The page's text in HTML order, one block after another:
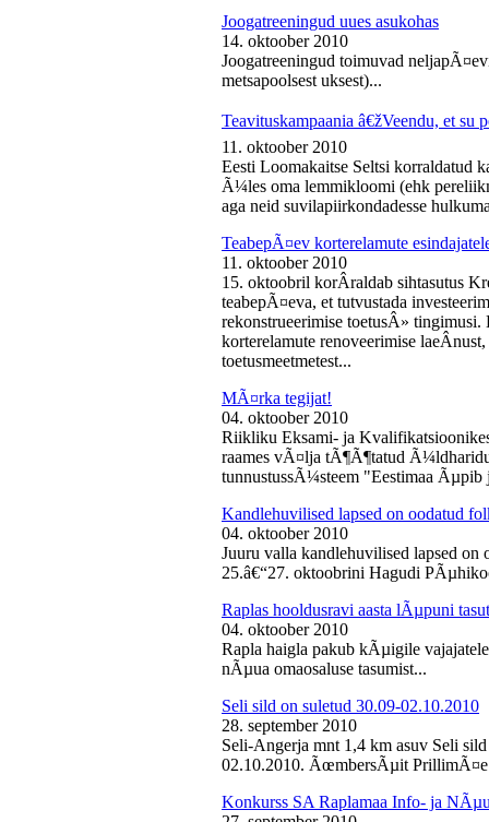
Joogatreeningud uues asukohas
14. oktoober 2010
Joogatreeningud toimuvad
metsapoolsest uksest)...
Teavituskampaania â€žVeendu, et su
11. oktoober 2010
Eesti Loomakaitse Seltsi korraldatud
Ã¼les oma lemmikloomi (ehk
aga neid suvilapiirkondadesse
TeabepÃ¤ev korterelamute
11. oktoober 2010
15. oktoobril korÂ­raldab sihtasutus
teabepÃ¤eva, et tutvustada
rekonstrueerimise toetusÂ»
korterelamute renoveerimise
toetusmeetmetest...
MÃ¤rka tegijat!
04. oktoober 2010
Riikliku Eksami- ja
raames vÃ¤lja tÃ¶Ã¶tatud
tunnustussÃ¼steem "Eestimaa
Kandlehuvilised lapsed on oodatud
04. oktoober 2010
Juuru valla kandlehuvilised lapsed
25.â€“27. oktoobrini Hagudi
Raplas hooldusravi aasta lÃµpuni
04. oktoober 2010
Rapla haigla pakub kÃµigile
nÃµua omaosaluse tasumist...
Seli sild on suletud 30.09-02.10.2010
28. september 2010
Seli-Angerja mnt 1,4 km asuv Seli
02.10.2010. ÃœmbersÃµit
Konkurss SA Raplamaa Info- ja